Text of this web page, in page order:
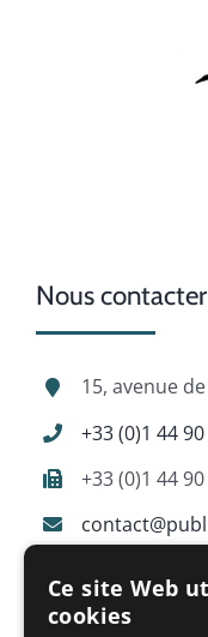
Nous contacter
15, avenue
+33 (0)1 44
+33 (0)1 44
Ce site Web
cookies